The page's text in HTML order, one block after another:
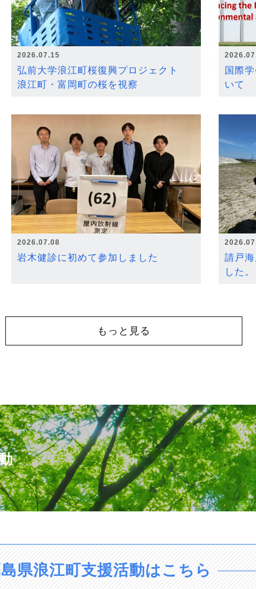
2026.07.15
弘前大学浪江町桜復興プロジェクト
浪江町・富岡町の桜を視察
国際
いて
2026.07.08
岩木健診に初めて参加しました
請戸
した。
もっと見る
県浪江町支援活動はこちら